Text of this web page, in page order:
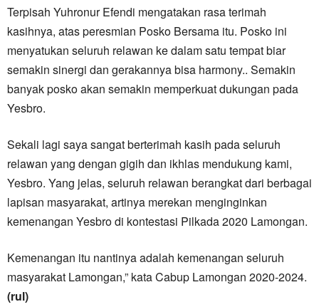
Terpisah Yuhronur Efendi mengatakan rasa terimah
kasihnya, atas peresmian Posko Bersama itu. Posko ini
menyatukan seluruh relawan ke dalam satu tempat biar
semakin sinergi dan gerakannya bisa harmony.. Semakin
banyak posko akan semakin memperkuat dukungan pada
Yesbro.
Sekali lagi saya sangat berterimah kasih pada seluruh
relawan yang dengan gigih dan ikhlas mendukung kami,
Yesbro. Yang jelas, seluruh relawan berangkat dari berbagai
lapisan masyarakat, artinya merekan menginginkan
kemenangan Yesbro di kontestasi Pilkada 2020 Lamongan.
Kemenangan itu nantinya adalah kemenangan seluruh
masyarakat Lamongan,” kata Cabup Lamongan 2020-2024.
(rul)